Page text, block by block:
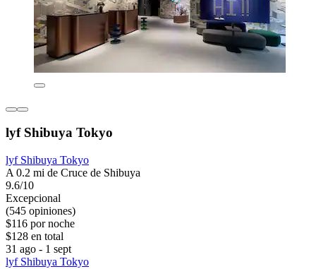
lyf Shibuya Tokyo
lyf Shibuya Tokyo
A 0.2 mi de Cruce de Shibuya
9.6/10
Excepcional
(545 opiniones)
$116 por noche
$128 en total
31 ago - 1 sept
lyf Shibuya Tokyo